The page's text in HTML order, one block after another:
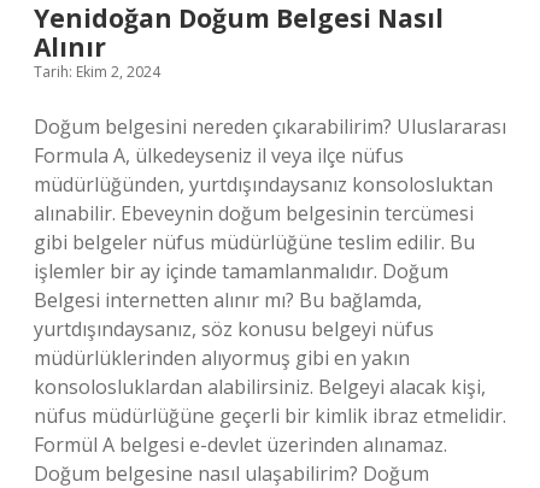
Yenidoğan Doğum Belgesi Nasıl
Alınır
Tarih: Ekim 2, 2024
Doğum belgesini nereden çıkarabilirim? Uluslararası
Formula A, ülkedeyseniz il veya ilçe nüfus
müdürlüğünden, yurtdışındaysanız konsolosluktan
alınabilir. Ebeveynin doğum belgesinin tercümesi
gibi belgeler nüfus müdürlüğüne teslim edilir. Bu
işlemler bir ay içinde tamamlanmalıdır. Doğum
Belgesi internetten alınır mı? Bu bağlamda,
yurtdışındaysanız, söz konusu belgeyi nüfus
müdürlüklerinden alıyormuş gibi en yakın
konsolosluklardan alabilirsiniz. Belgeyi alacak kişi,
nüfus müdürlüğüne geçerli bir kimlik ibraz etmelidir.
Formül A belgesi e-devlet üzerinden alınamaz.
Doğum belgesine nasıl ulaşabilirim? Doğum